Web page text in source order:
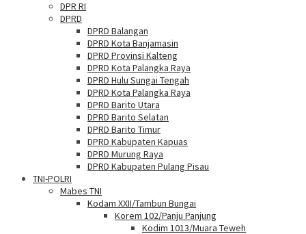
DPR RI
DPRD
DPRD Balangan
DPRD Kota Banjamasin
DPRD Provinsi Kalteng
DPRD Kota Palangka Raya
DPRD Hulu Sungai Tengah
DPRD Kota Palangka Raya
DPRD Barito Utara
DPRD Barito Selatan
DPRD Barito Timur
DPRD Kabupaten Kapuas
DPRD Murung Raya
DPRD Kabupaten Pulang Pisau
TNI-POLRI
Mabes TNI
Kodam XXII/Tambun Bungai
Korem 102/Panju Panjung
Kodim 1013/Muara Teweh